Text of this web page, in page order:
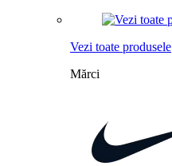
Vezi toate produsele
Mărci